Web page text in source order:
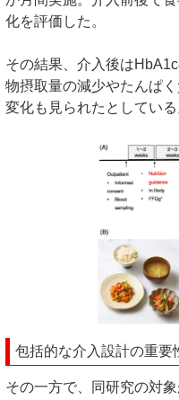
化を評価した。
その結果、介入後は
物摂取量の減少やたんぱ
変化も見られたとしている
包括的な介入設計の重要
その一方で、同研究の対